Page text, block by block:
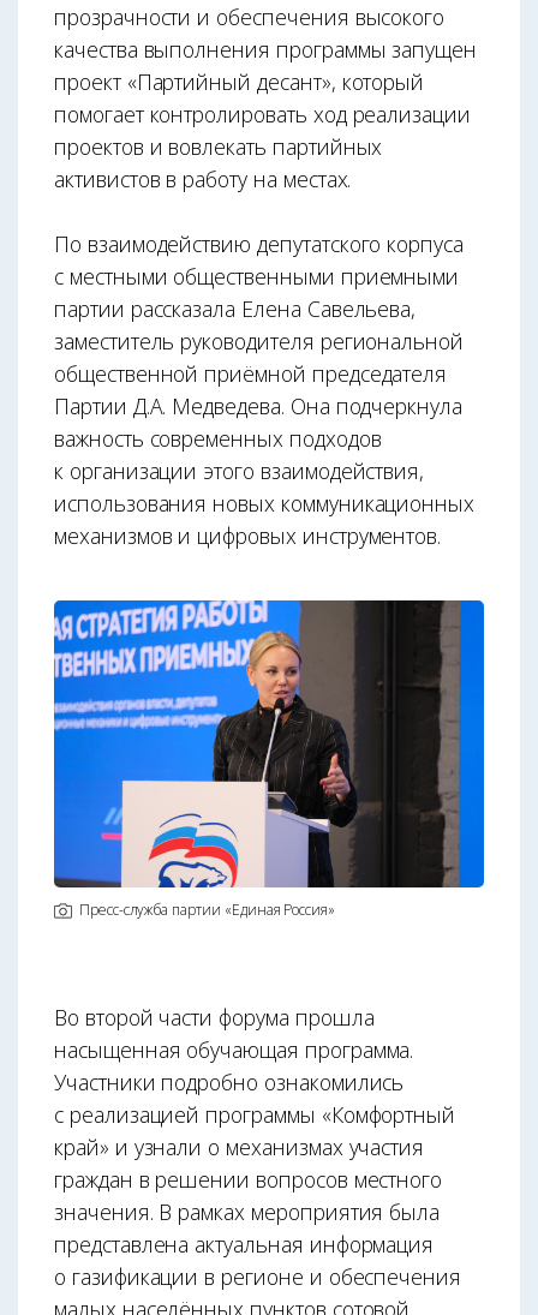
прозрачности и обеспечения высокого
качества выполнения программы запущен
проект «Партийный десант», который
помогает контролировать ход реализации
проектов и вовлекать партийных
активистов в работу на местах.
По взаимодействию депутатского корпуса
с местными общественными приемными
партии рассказала Елена Савельева,
заместитель руководителя региональной
общественной приёмной председателя
Партии Д.А. Медведева. Она подчеркнула
важность современных подходов
к организации этого взаимодействия,
использования новых коммуникационных
механизмов и цифровых инструментов.
Пресс-служба партии «Единая Россия»
Во второй части форума прошла
насыщенная обучающая программа.
Участники подробно ознакомились
с реализацией программы «Комфортный
край» и узнали о механизмах участия
граждан в решении вопросов местного
значения. В рамках мероприятия была
представлена актуальная информация
о газификации в регионе и обеспечения
малых населённых пунктов сотовой